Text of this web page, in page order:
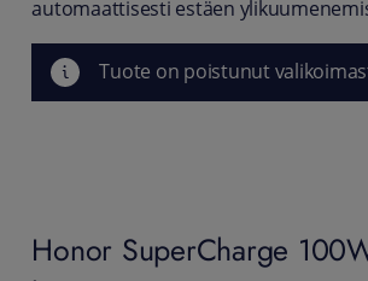
automaattisesti estäen
Tuote on poistunut
Honor SuperCharge